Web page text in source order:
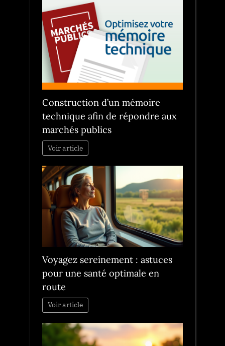
Construction d’un mémoire
technique afin de répondre aux
marchés publics
Voir article
Voyagez sereinement : astuces
pour une santé optimale en
route
Voir article